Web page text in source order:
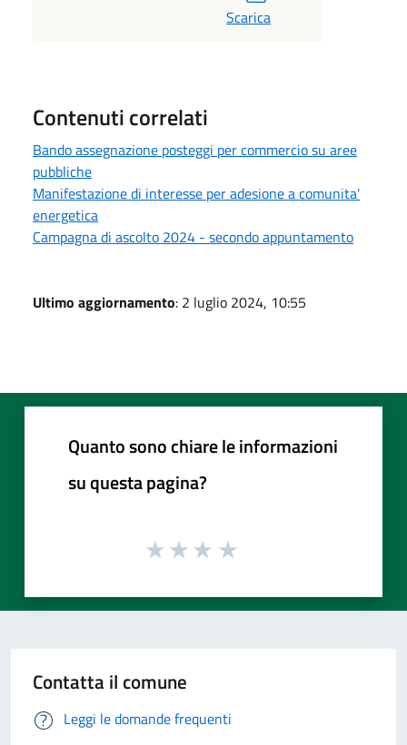
Scarica
Contenuti correlati
Bando assegnazione posteggi per commercio su aree
pubbliche
Manifestazione di interesse per adesione a comunita'
energetica
Campagna di ascolto 2024 - secondo appuntamento
Ultimo aggiornamento: 2 luglio 2024, 10:55
Quanto sono chiare le informazioni
su questa pagina?
Contatta il comune
Leggi le domande frequenti